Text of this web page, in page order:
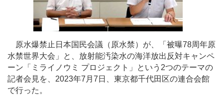
原水爆禁止日本国民会議（原水禁）が、「被曝78周年原
水禁世界大会」と、放射能汚染水の海洋放出反対キャンペ
ーン「ミライノウミ プロジェクト」という2つのテーマの
記者会見を、2023年7月7日、東京都千代田区の連合会館
で行った。